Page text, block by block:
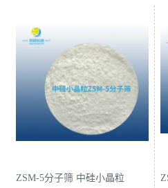
ZSM-5分子筛 中硅小晶粒